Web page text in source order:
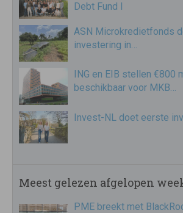
Debt Fund I
ASN Microkredietfonds
investering in…
ING en EIB stellen €800
beschikbaar voor MKB…
Invest-NL doet eerste
Meest gelezen afgelopen
PME breekt met